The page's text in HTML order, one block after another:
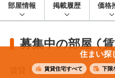
住まい探
賃貸住宅すべて 下限
部屋情報 掲載履歴 価格
募集中の部屋 (
10 件